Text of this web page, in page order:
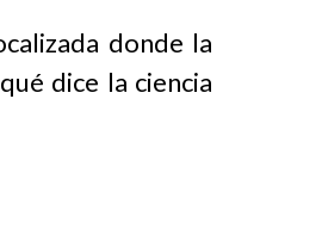
donde la
dice la ciencia